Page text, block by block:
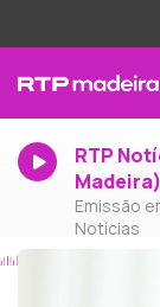
RTP
Madeira)
Emissão
Notícias